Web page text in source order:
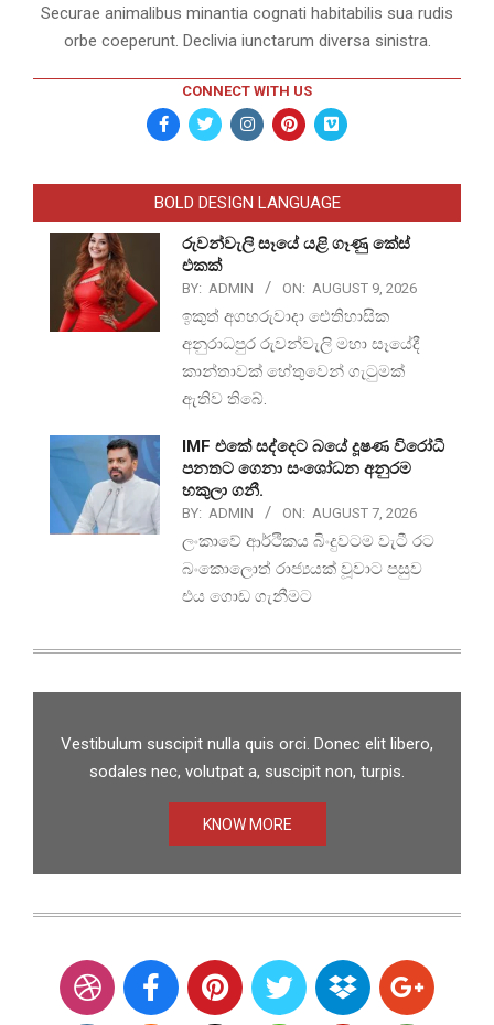
Securae animalibus minantia cognati habitabilis sua rudis
orbe coeperunt. Declivia iunctarum diversa sinistra.
CONNECT WITH US
BOLD DESIGN LANGUAGE
රුවන්වැලි සෑයේ යළි ගෑණු කේස්
එකක්
BY: ADMIN ON: AUGUST 9, 2026
ඉකුත් අගහරුවාදා ඓතිහාසික
අනුරාධපුර රුවන්වැලි මහා සෑයේදී
කාන්තාවක් හේතුවෙන් ගැටුමක්
ඇතිව තිබේ.
IMF එකේ සද්දෙට බයේ දූෂණ විරෝධී
පනතට ගෙනා සංශෝධන අනුරම
හකුලා ගනී.
BY: ADMIN ON: AUGUST 7, 2026
ලංකාවේ ආර්ථිකය බිංදුවටම වැටී රට
බංකොලොත් රාජ්‍යයක් වූවාට පසුව
එය ගොඩ ගැනීමට
Vestibulum suscipit nulla quis orci. Donec elit libero,
sodales nec, volutpat a, suscipit non, turpis.
KNOW MORE